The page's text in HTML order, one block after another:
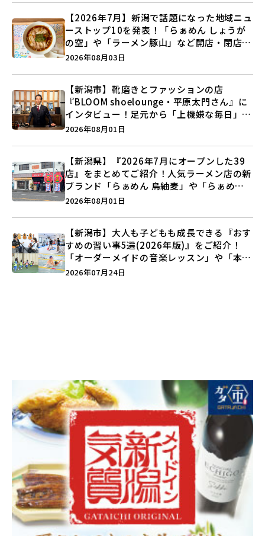
【2026年7月】新潟で話題になった地域ニュ
ーストップ10を発表！「らぁめん しょうが
の空」や「ラーメン豚山」など開店・閉店の
注目記事をランキングでご紹介♪
2026年08月03日
【新潟市】靴磨きとファッションの店
『BLOOM shoelounge・平原太門さん』に
インタビュー！足元から「上機嫌な毎日」を
つくる装いの提案とは？
2026年08月01日
【新潟県】『2026年7月にオープンした39
店』をまとめてご紹介！人気ラーメン店の新
ブランド「らぁめん 鳥紬麦」や「らぁめん
しょうがの空」など盛りだくさん♪
2026年08月01日
【新潟市】大人も子どもも成長できる『おす
すめの習い事5選(2026年版)』をご紹介！
「オーダーメイドの音楽レッスン」や「本格
キックボクシング」で新しい自分を見つけよ
2026年07月24日